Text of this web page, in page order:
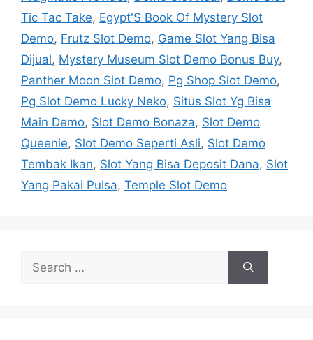
Tic Tac Take, Egypt'S Book Of Mystery Slot
Demo, Frutz Slot Demo, Game Slot Yang Bisa
Dijual, Mystery Museum Slot Demo Bonus Buy,
Panther Moon Slot Demo, Pg Shop Slot Demo,
Pg Slot Demo Lucky Neko, Situs Slot Yg Bisa
Main Demo, Slot Demo Bonaza, Slot Demo
Queenie, Slot Demo Seperti Asli, Slot Demo
Tembak Ikan, Slot Yang Bisa Deposit Dana, Slot
Yang Pakai Pulsa, Temple Slot Demo
for: